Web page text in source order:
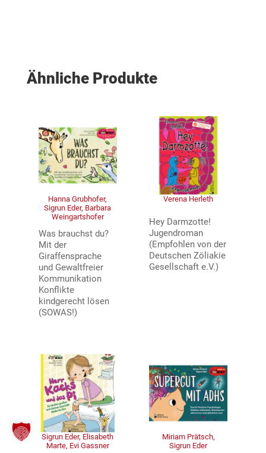
Ähnliche Produkte
Hanna Grubhofer,
Sigrun Eder, Barbara
Weingartshofer
Was brauchst du?
Mit der
Giraffensprache
und Gewaltfreier
Kommunikation
Konflikte
kindgerecht lösen
(SOWAS!)
Verena Herleth
Hey Darmzotte!
Jugendroman
(Empfohlen von der
Deutschen Zöliakie
Gesellschaft e.V.)
Sigrun Eder, Elisabeth
Marte, Evi Gassner
Miriam Prätsch,
Sigrun Eder